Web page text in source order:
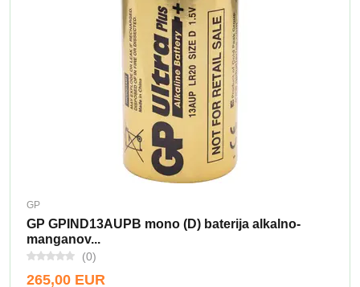
GP
GP GPIND13AUPB mono (D) baterija alkalno-
manganov...
(0)
265,00 EUR